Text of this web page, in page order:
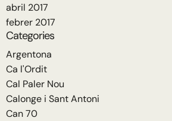
abril 2017
febrer 2017
Categories
Argentona
Ca l'Ordit
Cal Paler Nou
Calonge i Sant Antoni
Can 70